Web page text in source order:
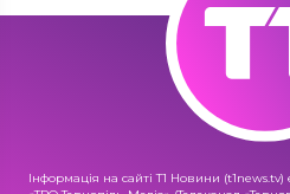
Інформація на сайті Т1 Новини